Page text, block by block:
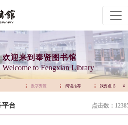
欢迎来到奉贤图书馆
Welcome to Fengxian Library
数字资源 阅读推荐 我要点书
平台 点击数：